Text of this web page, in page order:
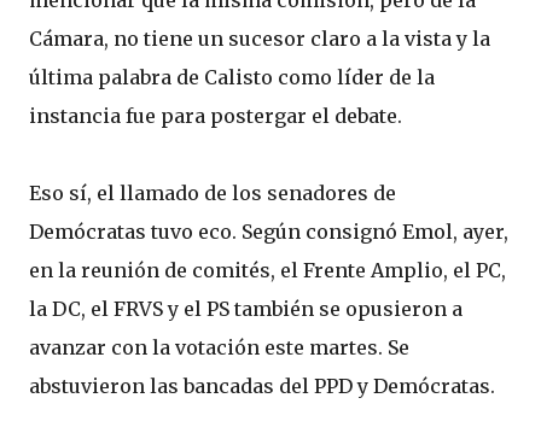
Cámara, no tiene un sucesor claro a la vista y la
última palabra de Calisto como líder de la
instancia fue para postergar el debate.
Eso sí, el llamado de los senadores de
Demócratas tuvo eco. Según consignó Emol, ayer,
en la reunión de comités, el Frente Amplio, el PC,
la DC, el FRVS y el PS también se opusieron a
avanzar con la votación este martes. Se
abstuvieron las bancadas del PPD y Demócratas.